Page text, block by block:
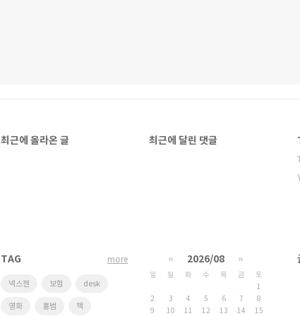
최근에 올라온 글 최근에 달린 댓글
TAG
넥스젠 보험 desk
영화 홍범 책
more « 2026/08 »
일 월 화 수 목 금
토
1
2
3 4 5 6 7
8
9
10 11 12 13 14 15